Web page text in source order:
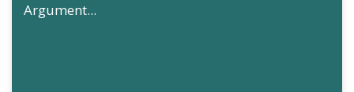
Argument...